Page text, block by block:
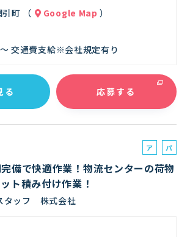
町 （
Google Map ）
交通費支給※会社規定有り
る 応募する
ア
バ
パ
ト
完備で快適作業！物流センターの荷物
ト積み付け作業！
タッフ 株式会社